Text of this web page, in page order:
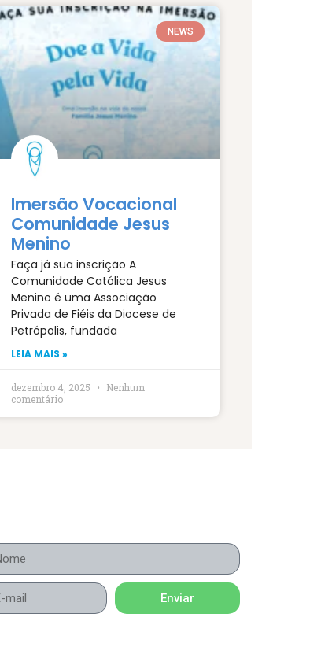
NEWS
Imersão Vocacional
Comunidade Jesus
Menino
Faça já sua inscrição A
Comunidade Católica Jesus
Menino é uma Associação
Privada de Fiéis da Diocese de
Petrópolis, fundada
LEIA MAIS »
dezembro 4, 2025
Nenhum
comentário
Enviar